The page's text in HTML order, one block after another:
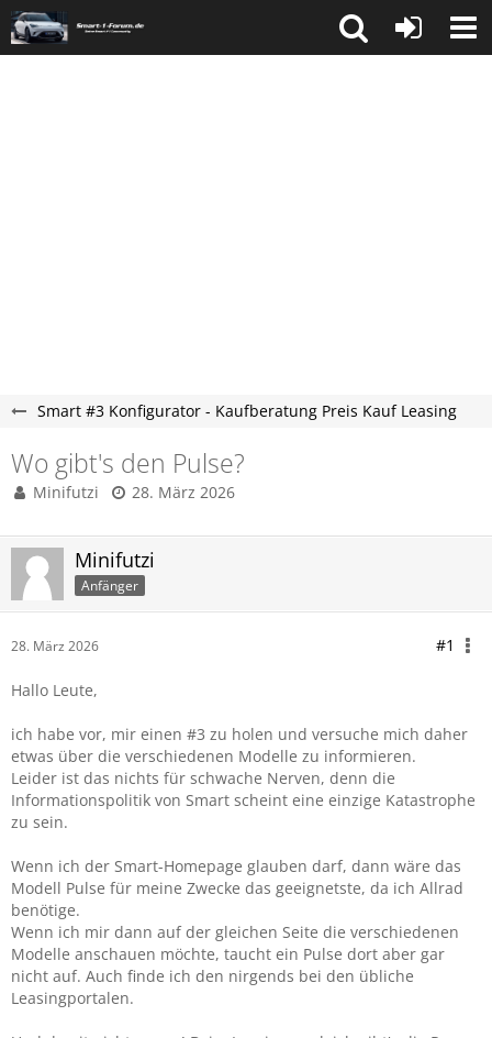
Smart #3 Konfigurator - Kaufberatung Preis Kauf Leasing
Wo gibt's den Pulse?
Minifutzi 28. März 2026
Minifutzi
Anfänger
28. März 2026 #1
Hallo Leute,
ich habe vor, mir einen #3 zu holen und versuche mich daher
etwas über die verschiedenen Modelle zu informieren.
Leider ist das nichts für schwache Nerven, denn die
Informationspolitik von Smart scheint eine einzige Katastrophe
zu sein.
Wenn ich der Smart-Homepage glauben darf, dann wäre das
Modell Pulse für meine Zwecke das geeignetste, da ich Allrad
benötige.
Wenn ich mir dann auf der gleichen Seite die verschiedenen
Modelle anschauen möchte, taucht ein Pulse dort aber gar
nicht auf. Auch finde ich den nirgends bei den übliche
Leasingportalen.